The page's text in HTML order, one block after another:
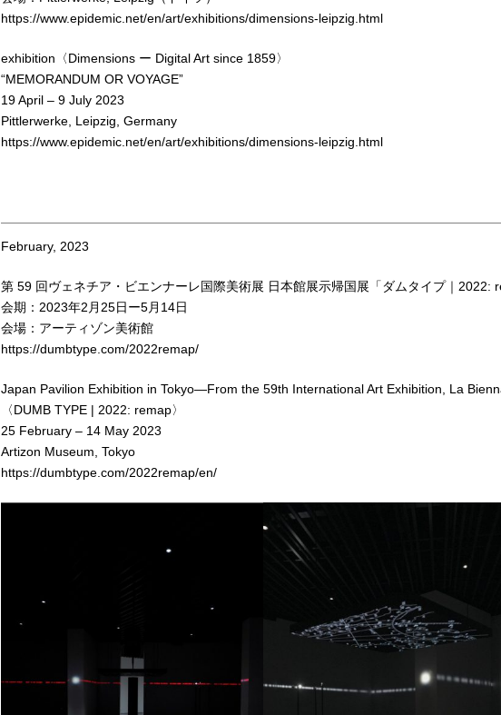
https://www.epidemic.net/en/art/exhibitions/dimensions-leipzig.html
exhibition〈Dimensions ー Digital Art since 1859〉
“MEMORANDUM OR VOYAGE”
19 April – 9 July 2023
Pittlerwerke, Leipzig, Germany
https://www.epidemic.net/en/art/exhibitions/dimensions-leipzig.html
February, 2023
第 59 回ヴェネチア・ビエンナーレ国際美術展 日本館展示帰国展「ダムタイプ｜2022:
会期：2023年2月25日ー5月14日
会場：アーティゾン美術館
https://dumbtype.com/2022remap/
Japan Pavilion Exhibition in Tokyo—From the 59th International Art Exhibition, La
〈DUMB TYPE | 2022: remap〉
25 February – 14 May 2023
Artizon Museum, Tokyo
https://dumbtype.com/2022remap/en/